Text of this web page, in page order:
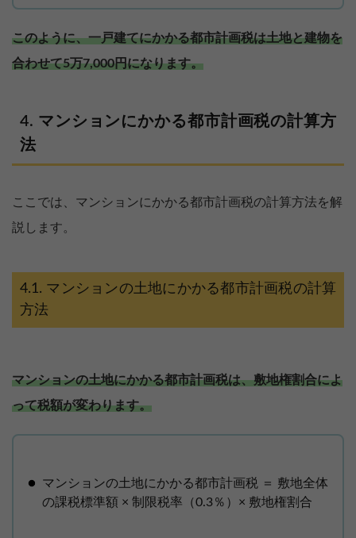
このように、一戸建てにかかる都市計画税は土地と建物を
合わせて5万7,000円になります。
マンションにかかる都市計画税の計算方
法
ここでは、マンションにかかる都市計画税の計算方法を解
説します。
マンションの土地にかかる都市計画税の計算
方法
マンションの土地にかかる都市計画税は、敷地権割合によ
って税額が変わります。
マンションの土地にかかる都市計画税 ＝ 敷地全体
の課税標準額 × 制限税率（0.3％）× 敷地権割合